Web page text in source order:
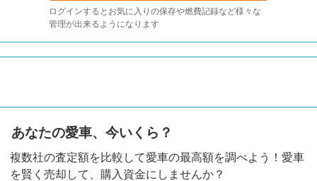
ログインするとお気に入りの保存や燃費記録など様々な
管理が出来るようになります
あなたの愛車、今いくら？
複数社の査定額を比較して愛車の最高額を調べよう！愛車
を賢く売却して、購入資金にしませんか？